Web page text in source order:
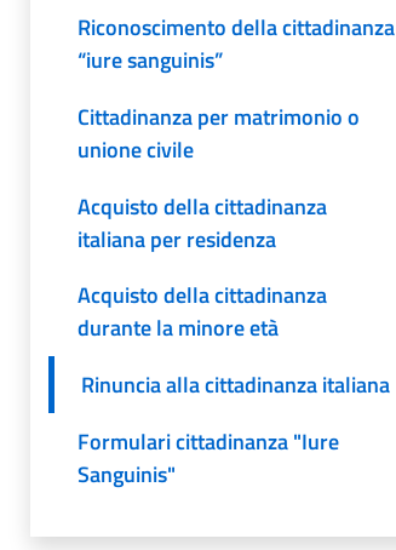
Riconoscimento della cittadinanza
“iure sanguinis”
Cittadinanza per matrimonio o
unione civile
Acquisto della cittadinanza
italiana per residenza
Acquisto della cittadinanza
durante la minore età
Rinuncia alla cittadinanza italiana
Formulari cittadinanza "Iure
Sanguinis"